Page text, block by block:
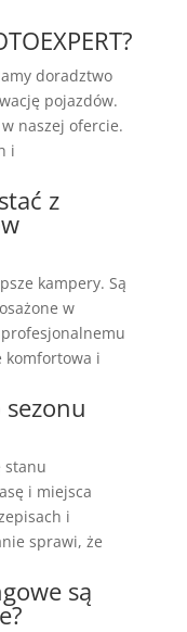
doradztwo
pojazdów.
naszej ofercie.
i
z
kampery. Są
w
komfortowa i
sezonu
stanu
i miejsca
i
sprawi, że
są